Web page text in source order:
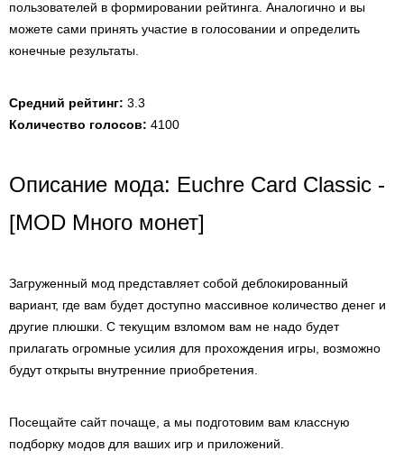
пользователей в формировании рейтинга. Аналогично и вы
можете сами принять участие в голосовании и определить
конечные результаты.
Средний рейтинг: 3.3
Количество голосов: 4100
Описание мода: Euchre Card Classic -
[MOD Много монет]
Загруженный мод представляет собой деблокированный
вариант, где вам будет доступно массивное количество денег и
другие плюшки. С текущим взломом вам не надо будет
прилагать огромные усилия для прохождения игры, возможно
будут открыты внутренние приобретения.
Посещайте сайт почаще, а мы подготовим вам классную
подборку модов для ваших игр и приложений.